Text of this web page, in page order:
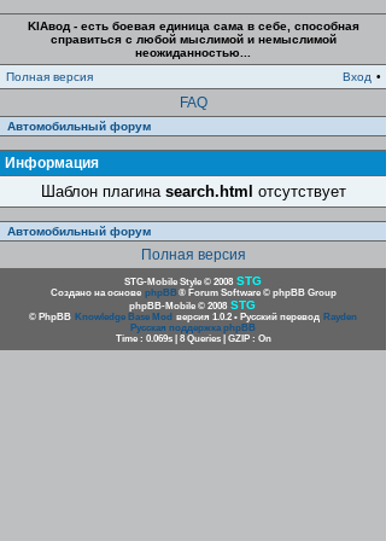
KIAвод - есть боевая единица сама в себе, способная
справиться с любой мыслимой и немыслимой
неожиданностью...
Полная версия
Вход •
FAQ
Автомобильный форум
Информация
Шаблон плагина search.html отсутствует
Автомобильный форум
Полная версия
STG-Mobile Style © 2008 STG
Создано на основе phpBB® Forum Software © phpBB Group
phpBB-Mobile © 2008 STG
© PhpBB Knowledge Base Mod версия 1.0.2 • Русский перевод Rayden
Русская поддержка phpBB
Time : 0.069s | 8 Queries | GZIP : On